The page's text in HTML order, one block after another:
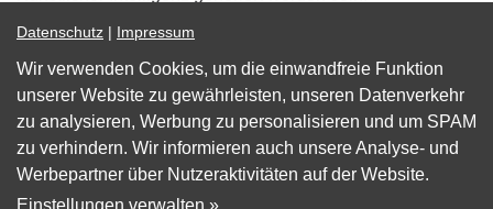
Impressum
Datenschutz
Barrierefreiheit
Datenschutz | Impressum
Wir verwenden Cookies, um die einwandfreie Funktion
unserer Website zu gewährleisten, unseren Datenverkehr
zu analysieren, Werbung zu personalisieren und um SPAM
zu verhindern. Wir informieren auch unsere Analyse- und
Werbepartner über Nutzeraktivitäten auf der Website.
Einstellungen verwalten »